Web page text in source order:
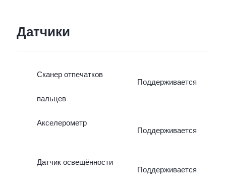
Датчики
Сканер отпечатков
пальцев
Поддерживается
Акселерометр
Поддерживается
Датчик освещённости
Поддерживается